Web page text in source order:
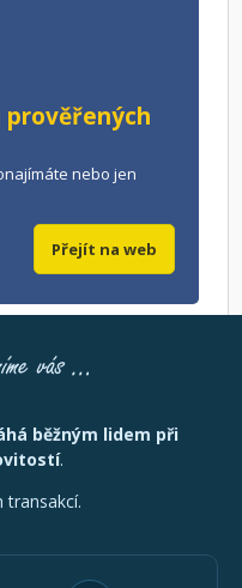
prověřených
nebo jen
Přejít na web
běžným lidem při
.
transakcí.